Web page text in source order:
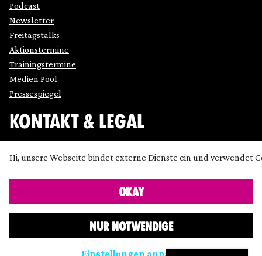
Podcast
Newsletter
Freitagstalks
Aktionstermine
Trainingstermine
Medien Pool
Pressespiegel
KONTAKT & LEGAL
Datenschutz
Presse
SimpleIcon ,Freepik,Bogdan Rosu
Hi, unsere Webseite bindet externe Dienste ein und verwendet
NUR NOTWENDIGE
OKAY